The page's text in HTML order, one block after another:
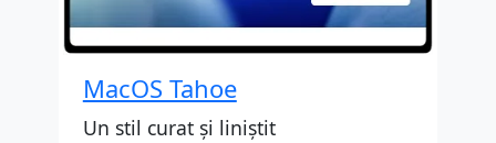
MacOS Tahoe
Un stil curat și liniștit